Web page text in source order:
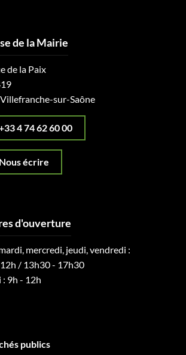
de la Mairie
de la Paix
sur-Saône
4 74 62 60 00
Nous écrire
d'ouverture
mercredi, jeudi, vendredi :
/ 13h30 - 17h30
: 9h - 12h
publics